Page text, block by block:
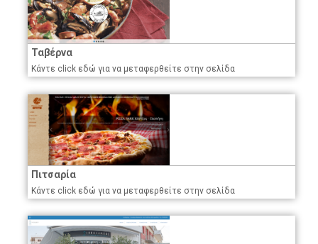
Ταβέρνα
Κάντε click εδώ για να μεταφερθείτε στην σελίδα
Πιτσαρία
Κάντε click εδώ για να μεταφερθείτε στην σελίδα